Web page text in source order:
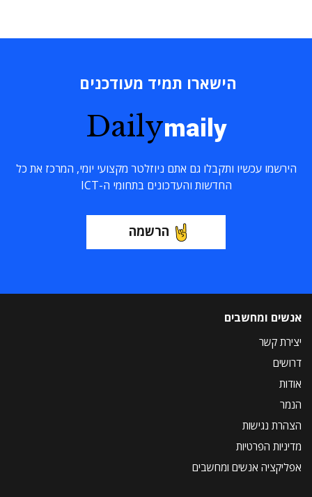
הישארו תמיד מעודכנים
Dailymaily
הירשמו עכשיו ותקבלו גם אתם ניוזלטר מקצועי יומי, המרכז את כל
החדשות והעדכונים בתחומי ה-ICT
הרשמה
אנשים ומחשבים
יצירת קשר
דרושים
אודות
הנמר
הצהרת נגישות
מדיניות הפרטיות
אפליקציה אנשים ומחשבים